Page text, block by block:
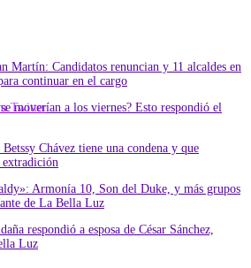
Martín: Candidatos renuncian y 11 alcaldes en
continuar en el cargo
moverían a los viernes? Esto respondió el
Chávez tiene una condena y que
extradición
Armonía 10, Son del Duke, y más grupos
de La Bella Luz
respondió a esposa de César Sánchez,
Luz
Twitter